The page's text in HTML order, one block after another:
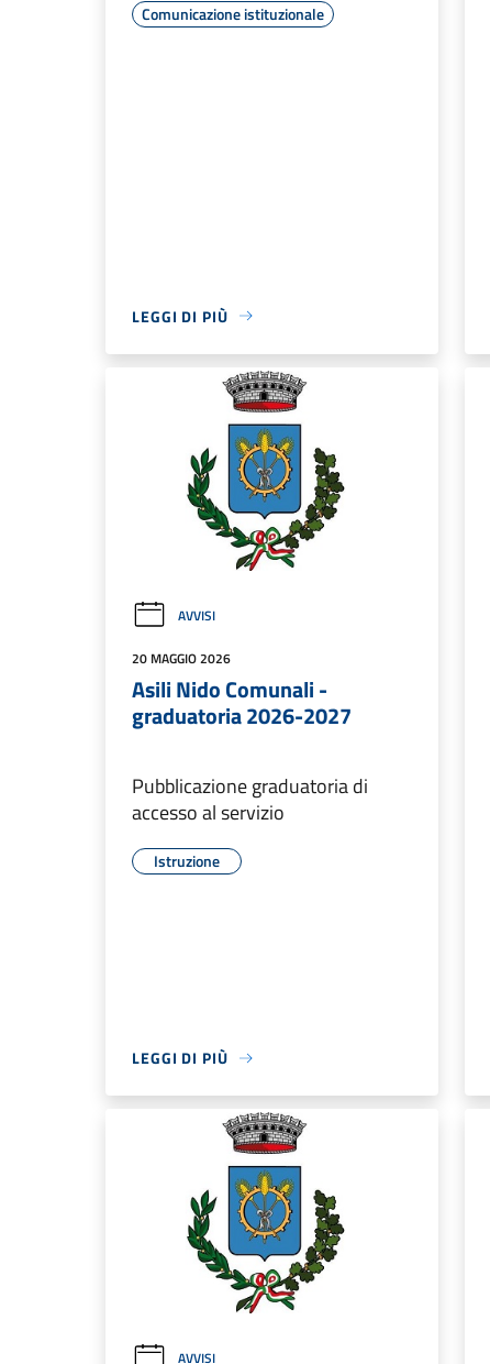
Comunicazione istituzionale
LEGGI DI PIÙ
AVVISI
20 MAGGIO 2026
Asili Nido Comunali -
graduatoria 2026-2027
Pubblicazione graduatoria di
accesso al servizio
Istruzione
LEGGI DI PIÙ
AVVISI